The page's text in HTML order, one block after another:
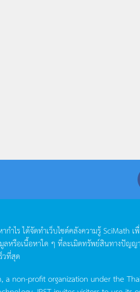
กำไรได้จัดทำเว็บไซต์คลังความรู้SciMath เ
หรือเนื้อหาใด ๆ ที่ละเมิดทรัพย์สินทางปัญญ
วที่สุด
a non-profit organization under the